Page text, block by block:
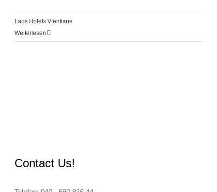
Laos Hotels Vientiane
Weiterlesen
Contact Us!